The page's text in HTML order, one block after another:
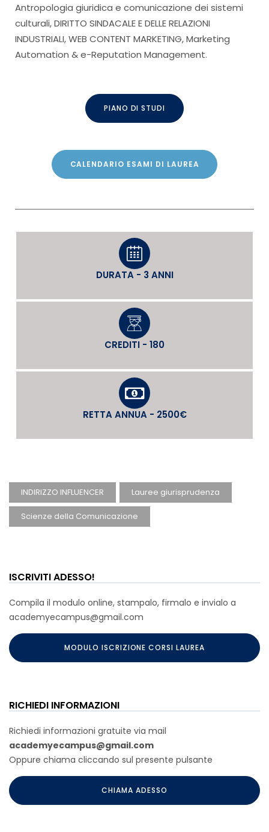
Antropologia giuridica e comunicazione dei sistemi
culturali, DIRITTO SINDACALE E DELLE RELAZIONI
INDUSTRIALI, WEB CONTENT MARKETING, Marketing
Automation & e-Reputation Management.
PIANO DI STUDI
CALENDARIO ESAMI DI LAUREA
DURATA - 3 ANNI
CREDITI - 180
RETTA ANNUA - 2500€
INDIRIZZO INFLUENCER Lauree giurisprudenza
Scienze della Comunicazione
ISCRIVITI ADESSO!
Compila il modulo online, stampalo, firmalo e invialo a
academyecampus@gmail.com
MODULO ISCRIZIONE CORSI LAUREA
RICHIEDI INFORMAZIONI
Richiedi informazioni gratuite via mail
academyecampus@gmail.com
Oppure chiama cliccando sul presente pulsante
CHIAMA ADESSO